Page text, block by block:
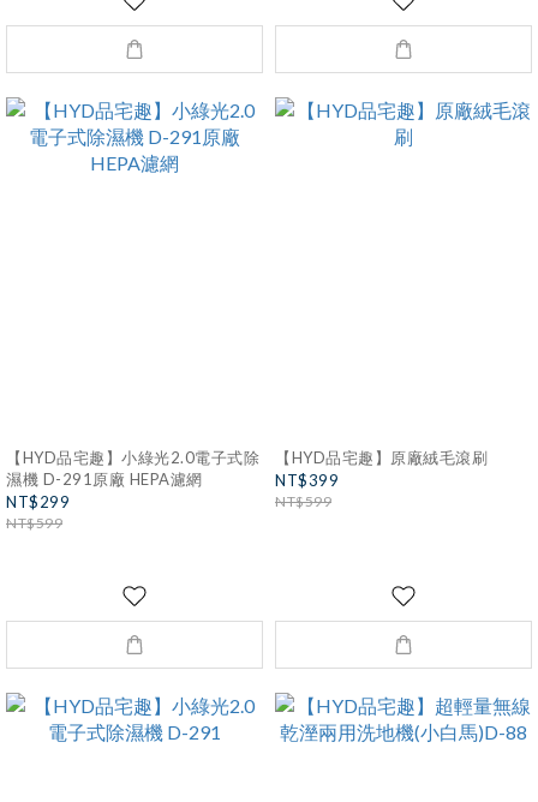
【HYD品宅趣】小綠光2.0電子式除
濕機 D-291原廠 HEPA濾網
NT$299
NT$599
【HYD品宅趣】原廠絨毛滾刷
NT$399
NT$599